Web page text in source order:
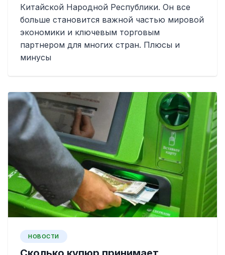
Китайской Народной Республики. Он все
больше становится важной частью мировой
экономики и ключевым торговым
партнером для многих стран. Плюсы и
минусы
НОВОСТИ